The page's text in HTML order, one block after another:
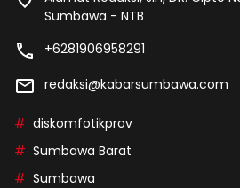
Sumbawa - NTB
+6281906958291
redaksi@kabarsumbawa.com
diskomfotikprov
Sumbawa Barat
Sumbawa